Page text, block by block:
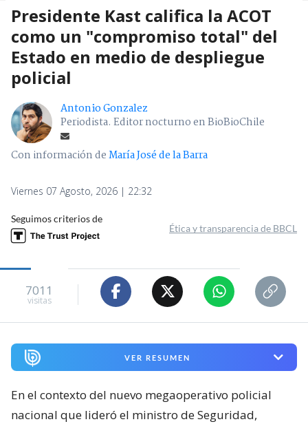
Presidente Kast califica la ACOT
como un "compromiso total" del
Estado en medio de despliegue
policial
Antonio Gonzalez
Periodista. Editor nocturno en BioBioChile
Con información deMaría José de la Barra
Viernes 07 Agosto, 2026 | 22:32
Seguimos criterios de
Ética y transparencia de BBCL
7011
visitas
VER RESUMEN
En el contexto del nuevo megaoperativo policial
nacional que lideró el ministro de Seguridad,